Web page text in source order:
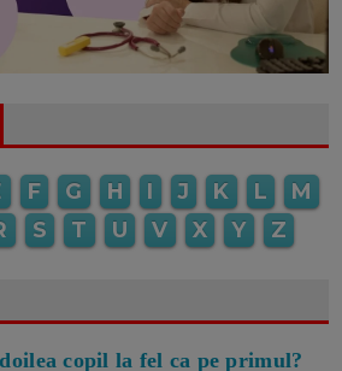
F G H I J K L
M
S T U V X Y Z
copil la fel ca pe primul?